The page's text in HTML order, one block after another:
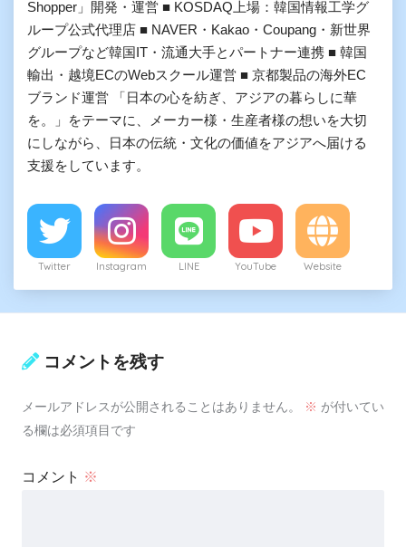
Shopper」開発・運営 ■ KOSDAQ上場：韓国情報工学グ
ループ公式代理店 ■ NAVER・Kakao・Coupang・新世界
グループなど韓国IT・流通大手とパートナー連携 ■ 韓国
輸出・越境ECのWebスクール運営 ■ 京都製品の海外EC
ブランド運営 「日本の心を紡ぎ、アジアの暮らしに華
を。」をテーマに、メーカー様・生産者様の想いを大切
にしながら、日本の伝統・文化の価値をアジアへ届ける
支援をしています。
Twitter Instagram LINE YouTube Website
コメントを残す
メールアドレスが公開されることはありません。 ※ が付いてい
る欄は必須項目です
コメント ※